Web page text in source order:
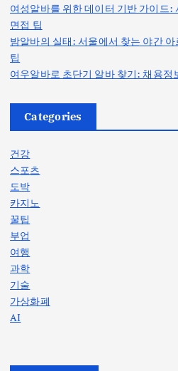
여성알바를 위한 데이터 기반 가이드:
면접 팁
밤알바의 실태: 서울에서 찾는 야간
팁
여우알바로 초단기 알바 찾기: 채용정
Categories
건강
스포츠
도박
카지노
꿀팁
부업
여행
과학
기술
가상화폐
AI